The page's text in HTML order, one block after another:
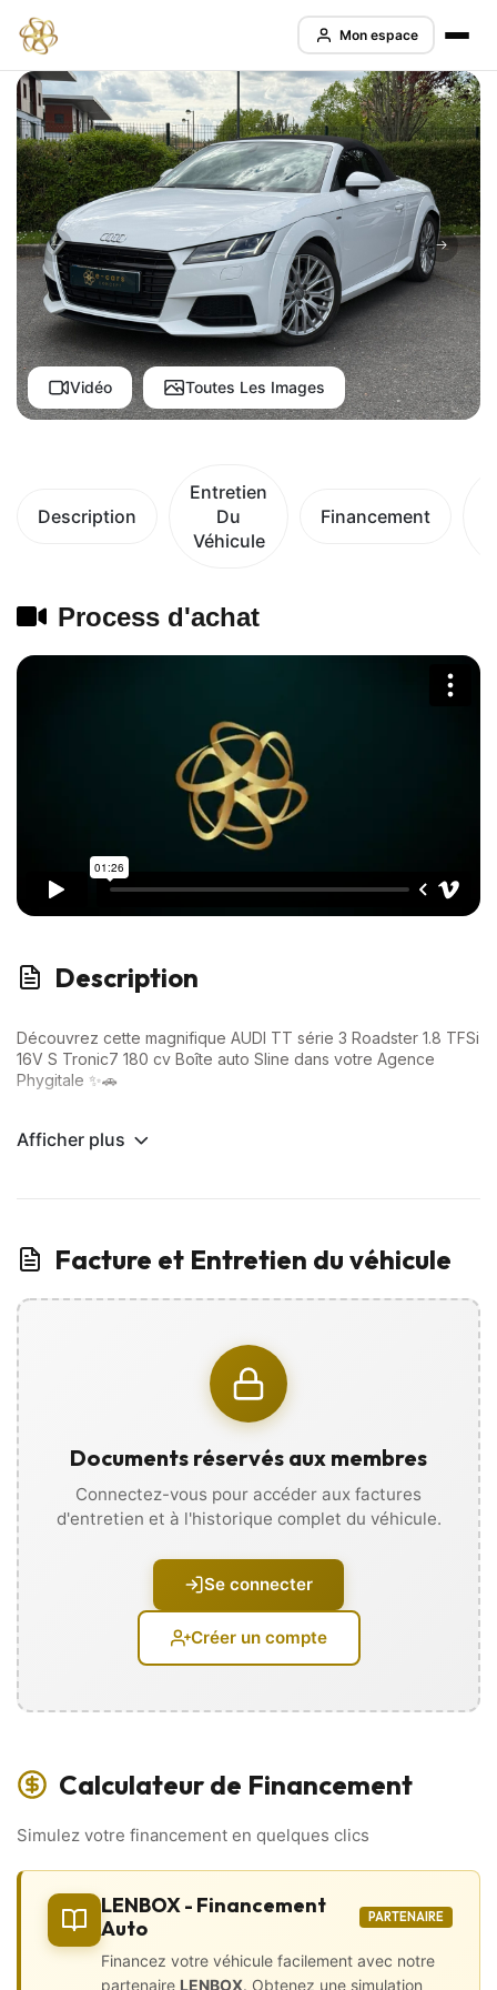
Mon espace
Vidéo Toutes Les Images
Description
Entretien
Du
Véhicule
Financement
Process d'achat
Description
Découvrez cette magnifique AUDI TT série 3 Roadster 1.8 TFSi
16V S Tronic7 180 cv Boîte auto Sline dans votre Agence
Phygitale ✨🚗
✅ Toit décapotable
✅ Système audio Bang Olufsen
📲 VISITE VIRTUELLE disponible sur WhatsApp :
Visualisez votre futur véhicule sous tous ses angles grâce à
des photos, vidéos, et recevez
l’historique d’entretien directement sur votre téléphone, sans
vous déplacer !
Extérieur et Châssis
• 2 roues motrices
• Aide au stationnement AV/AR
• Becquet
• Frein de parking automatique
• Jantes alu
• Lave-phares
• Peinture métallisée
• Projecteurs xénon
• Radar de recul
• Rétroviseurs électriques
• Sorties d’échappement chromées
Intérieur
• CarPlay
• Virtual Cockpit
• 2 vitres électriques
• Accoudoirs central avant et arrière
• Baguettes de seuil de porte en alu
• Boîte automatique
• Boite séquentielle
Afficher plus
Facture et Entretien du véhicule
Documents réservés aux membres
Connectez-vous pour accéder aux factures
d'entretien et à l'historique complet du véhicule.
Se connecter
Créer un compte
Calculateur de Financement
Simulez votre financement en quelques clics
LENBOX - Financement
Auto
PARTENAIRE
Financez votre véhicule facilement avec notre
partenaire LENBOX. Obtenez une simulation